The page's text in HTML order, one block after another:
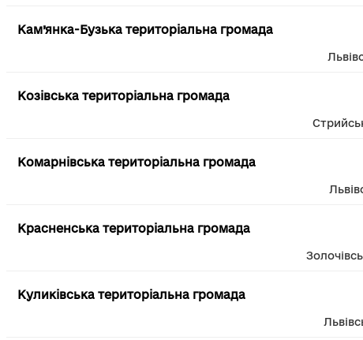
Кам’янка-Бузька територіальна громада
Козівська територіальна громада
Комарнівська територіальна громада
Красненська територіальна громада
Куликівська територіальна громада